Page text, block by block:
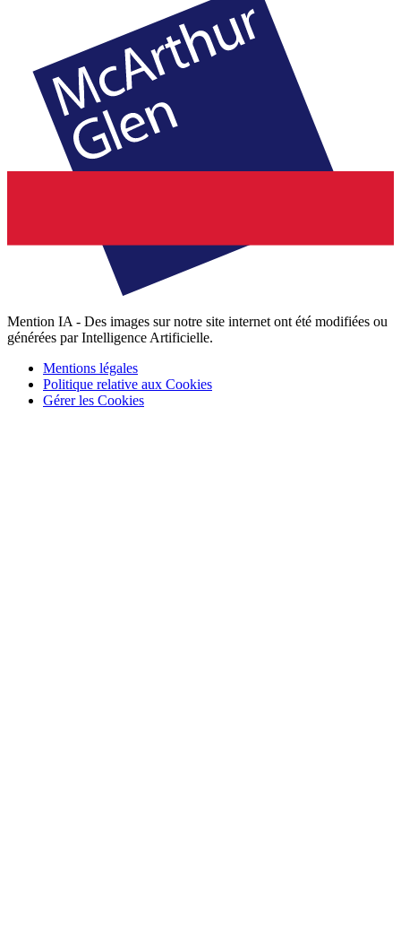
Mention IA - Des images sur notre site internet ont été modifiées ou
générées par Intelligence Artificielle.
Mentions légales
Politique relative aux Cookies
Gérer les Cookies